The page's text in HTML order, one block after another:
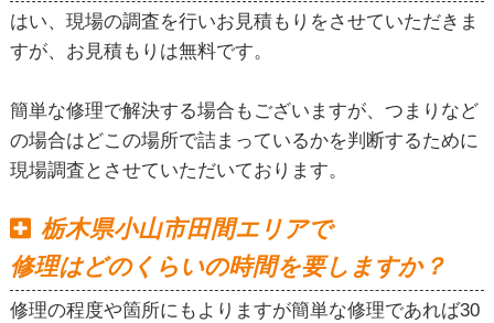
はい、現場の調査を行いお見積もりをさせていただきま
すが、お見積もりは無料です。
簡単な修理で解決する場合もございますが、つまりなど
の場合はどこの場所で詰まっているかを判断するために
現場調査とさせていただいております。
栃木県小山市田間エリアで
修理はどのくらいの時間を要しますか？
修理の程度や箇所にもよりますが簡単な修理であれば30